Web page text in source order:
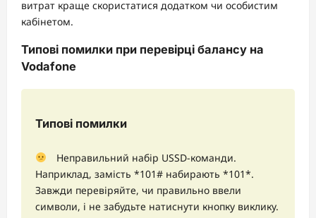
витрат краще скористатися додатком чи особистим
кабінетом.
Типові помилки при перевірці балансу на
Vodafone
Типові помилки
Неправильний набір USSD-команди.
Наприклад, замість *101# набирають *101*.
Завжди перевіряйте, чи правильно ввели
символи, і не забудьте натиснути кнопку виклику.